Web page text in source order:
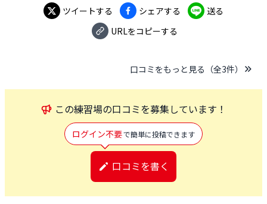
ツイートする シェアする
送る
URLをコピーする
口コミをもっと見る（全3件）
この練習場の口コミを募集しています！
ログイン不要で簡単に投稿できます
口コミを書く